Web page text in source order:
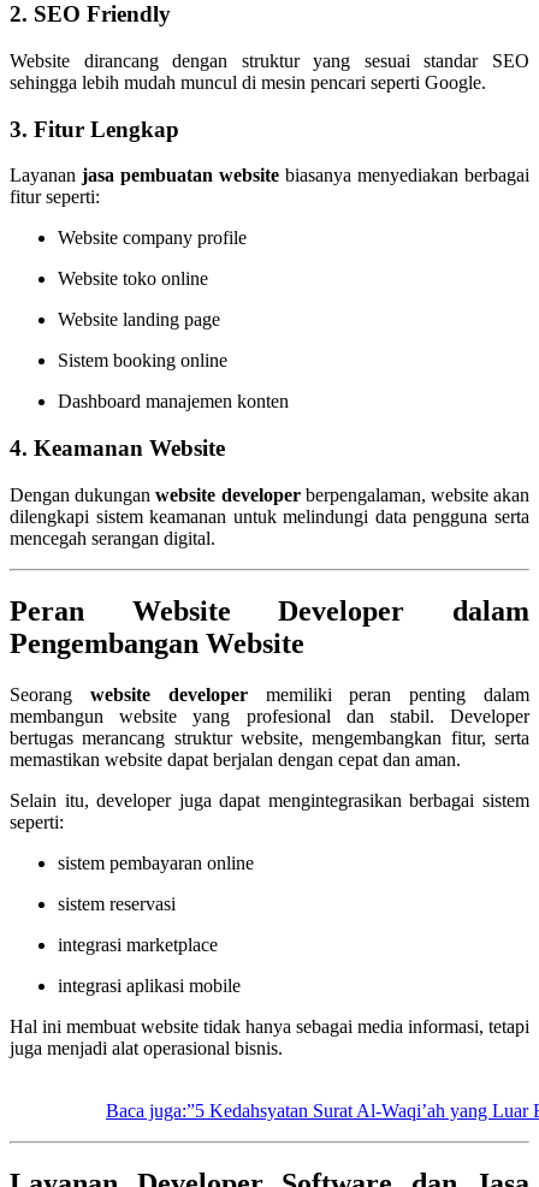
2. SEO Friendly
Website dirancang dengan struktur yang sesuai standar SEO
sehingga lebih mudah muncul di mesin pencari seperti Google.
3. Fitur Lengkap
Layanan jasa pembuatan website biasanya menyediakan berbagai
fitur seperti:
Website company profile
Website toko online
Website landing page
Sistem booking online
Dashboard manajemen konten
4. Keamanan Website
Dengan dukunganwebsite developerberpengalaman, website akan
dilengkapi sistem keamanan untuk melindungi data pengguna serta
mencegah serangan digital.
Peran Website Developer dalam
Pengembangan Website
Seorang website developermemiliki peran penting dalam
membangun website yang profesional dan stabil. Developer
bertugas merancang struktur website, mengembangkan fitur, serta
memastikan website dapat berjalan dengan cepat dan aman.
Selain itu, developer juga dapat mengintegrasikan berbagai sistem
seperti:
sistem pembayaran online
sistem reservasi
integrasi marketplace
integrasi aplikasi mobile
Hal ini membuat website tidak hanya sebagai media informasi, tetapi
juga menjadi alat operasional bisnis.
Baca juga:”5 Kedahsyatan Surat Al-Waqi’ah yang Luar